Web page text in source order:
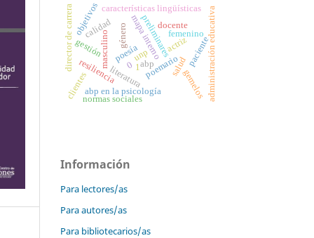
preliminares
poesía
literaturapoemario
características lingüísticas
género actriz
masculino femenino
0
calidad
saludpaciente
gestión
abp
abp en la psicología gemelos
resiliencia 1
docente
unp
mapa interno
clientes
objetivos administración educativa
director de carrera
normas sociales
Información
Para lectores/as
Para autores/as
Para bibliotecarios/as